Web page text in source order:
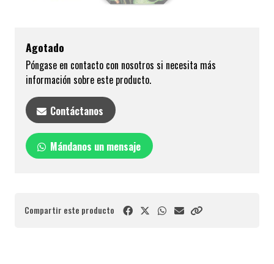
Agotado
Póngase en contacto con nosotros si necesita más
información sobre este producto.
Contáctanos
Mándanos un mensaje
Compartir este producto